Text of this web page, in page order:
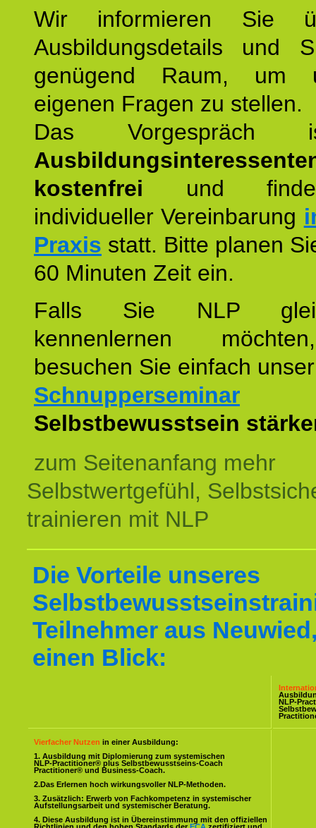
Wir informieren Sie
Ausbildungsdetails und
genügend Raum, um
eigenen Fragen zu stellen.
Das
kostenfrei und
individueller Vereinbarung
Praxis statt. Bitte planen
60 Minuten Zeit ein.
Falls Sie NLP
kennenlernen
besuchen Sie einfach unser
Schnupperseminar
Selbstbewusstsein
zum Seitenanfang mehr
Selbstwertgefühl,
trainieren mit NLP
Die Vorteile unseres
Teilnehmer aus
einen Blick:
NLP-
Vierfacher Nutzen in einer Ausbildung:
1. Ausbildung mit Diplomierung zum systemischen
NLP-Practitioner® plus Selbstbewusstseins-Coach
Practitioner® und Business-Coach.
2.Das Erlernen hoch wirkungsvoller NLP-Methoden.
3. Zusätzlich: Erwerb von Fachkompetenz in systemischer
Aufstellungsarbeit und systemischer Beratung.
4. Diese Ausbildung ist in Übereinstimmung mit den offiziellen